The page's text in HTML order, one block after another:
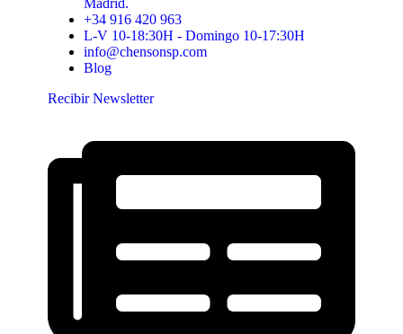
Madrid.
+34 916 420 963
L-V 10-18:30H - Domingo 10-17:30H
info@chensonsp.com
Blog
Recibir Newsletter